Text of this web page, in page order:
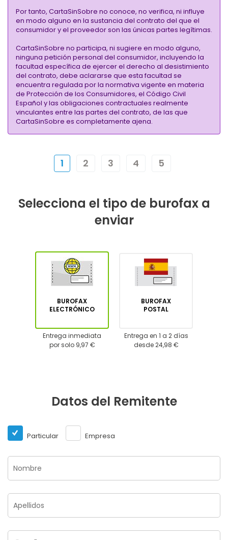
Por tanto, CartaSinSobre no conoce, no verifica, ni influye
en modo alguno en la sustancia del contrato del que el
consumidor y el proveedor son las únicas partes legítimas.
CartaSinSobre no participa, ni sugiere en modo alguno,
ninguna petición personal del consumidor, incluyendo la
facultad específica de ejercer el derecho al desistimiento
del contrato, debe aclararse que esta facultad se
encuentra regulada por la normativa vigente en materia
de Protección de los Consumidores, el Código Civil
Español y las obligaciones contractuales realmente
vinculantes entre las partes del contrato, de las que
CartaSinSobre es completamente ajena.
1 2 3 4 5
Selecciona el tipo de burofax a
enviar
BUROFAX
ELECTRÓNICO
Entrega inmediata
por solo 9,97 €
BUROFAX
POSTAL
Entrega en 1 a 2 días
desde 24,98 €
Datos del Remitente
Particular Empresa